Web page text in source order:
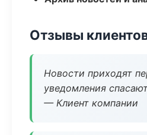
Отзывы
Новости приходят
уведомления
— Клиент компании